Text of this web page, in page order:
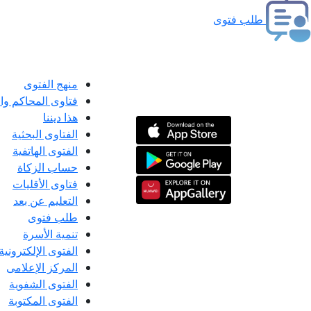
طلب فتوى
منهج الفتوى
فتاوى المحاكم
هذا ديننا
الفتاوى البحثية
الفتوى الهاتفية
حساب الزكاة
فتاوى الأقليات
التعليم عن بعد
طلب فتوى
تنمية الأسرة
الفتوى الإلكترونية
المركز الإعلامى
الفتوى الشفوية
الفتوى المكتوبة